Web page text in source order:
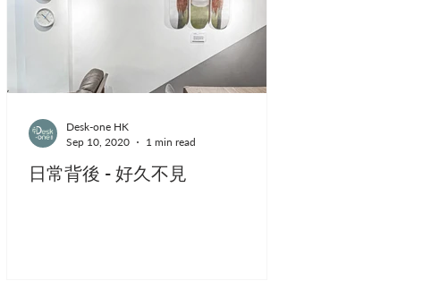
日常背後 - 好久不見
Desk-one HK
Sep 10, 2020
1 min read